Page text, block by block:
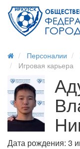
Персоналии
Игровая карьера
Дата рождения: 3